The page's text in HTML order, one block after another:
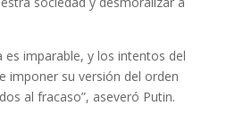
es imparable, y los intentos del
imponer su versión del orden
al fracaso”, aseveró Putin.